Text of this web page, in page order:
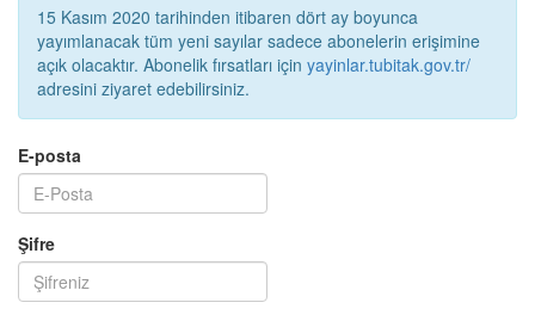
15 Kasım 2020 tarihinden itibaren dört ay boyunca
yayımlanacak tüm yeni sayılar sadece abonelerin erişimine
açık olacaktır. Abonelik fırsatları için yayinlar.tubitak.gov.tr/
adresini ziyaret edebilirsiniz.
E-posta
Şifre